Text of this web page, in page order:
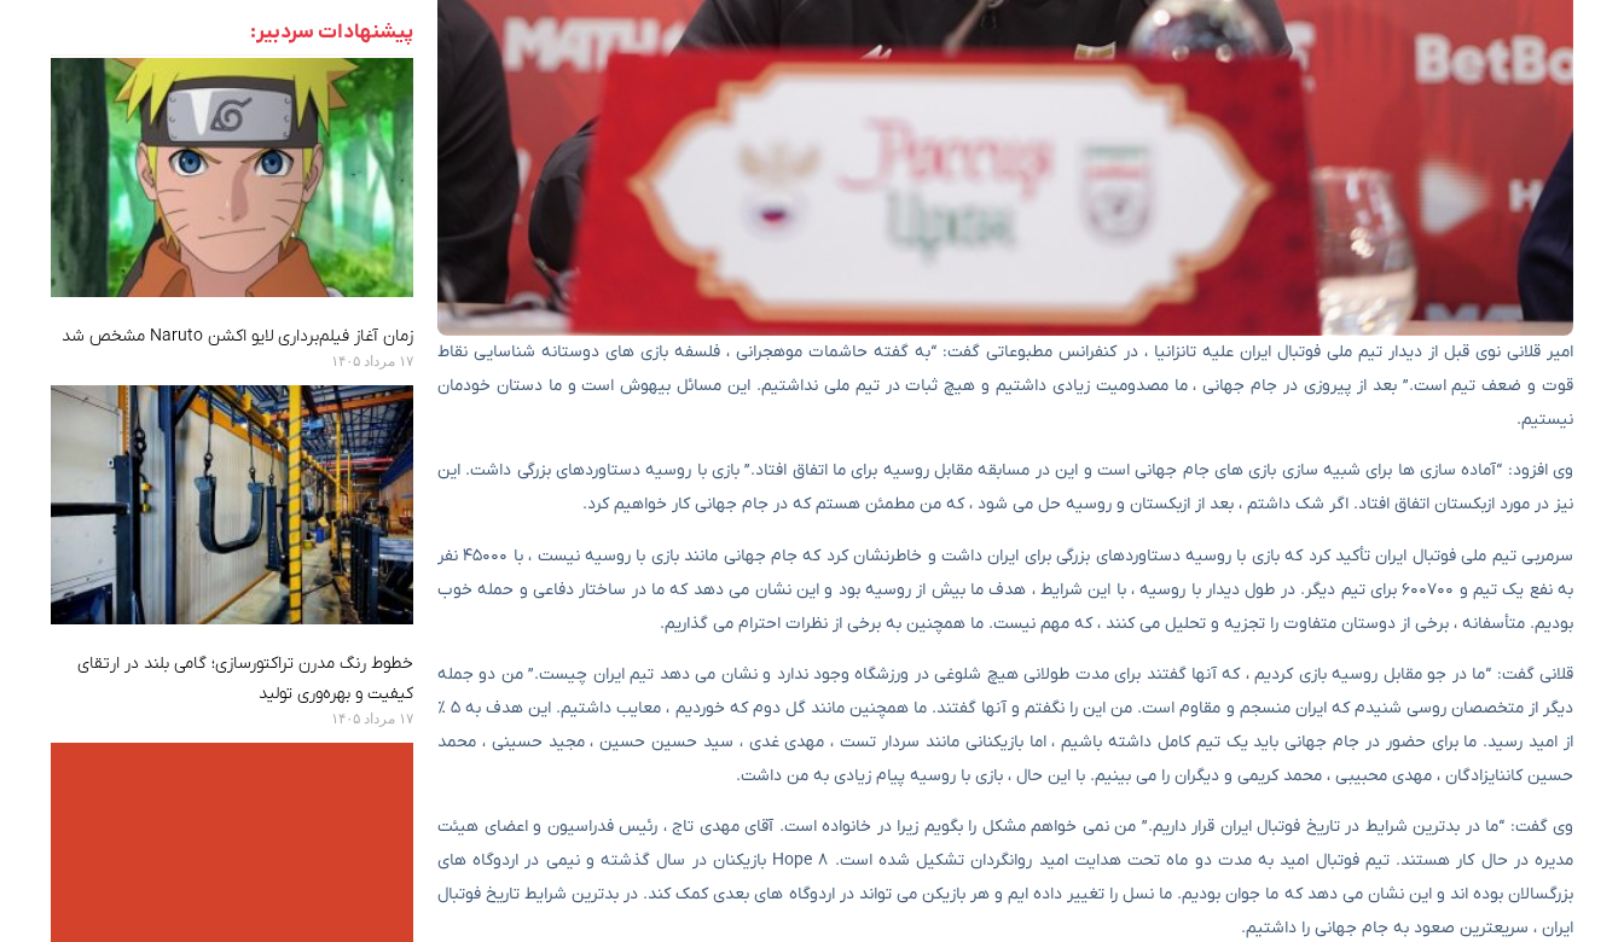
امیر قلانی نوی قبل از دیدار تیم ملی فوتبال ایران علیه تانزانیا ، در کنفرانس مطبوعاتی گفت: “به گفته حاشمات موهجرانی ، فلسفه بازی های دوستانه شناسایی نقاط
قوت و ضعف تیم است.” بعد از پیروزی در جام جهانی ، ما مصدومیت زیادی داشتیم و هیچ ثبات در تیم ملی نداشتیم. این مسائل بیهوش است و ما دستان خودمان
نیستیم.
وی افزود: “آماده سازی ها برای شبیه سازی بازی های جام جهانی است و این در مسابقه مقابل روسیه برای ما اتفاق افتاد.” بازی با روسیه دستاوردهای بزرگی داشت. این
نیز در مورد ازبکستان اتفاق افتاد. اگر شک داشتم ، بعد از ازبکستان و روسیه حل می شود ، که من مطمئن هستم که در جام جهانی کار خواهیم کرد.
سرمربی تیم ملی فوتبال ایران تأکید کرد که بازی با روسیه دستاوردهای بزرگی برای ایران داشت و خاطرنشان کرد که جام جهانی مانند بازی با روسیه نیست ، با ۴۵۰۰۰ نفر
به نفع یک تیم و ۶۰۰۷۰۰ برای تیم دیگر. در طول دیدار با روسیه ، با این شرایط ، هدف ما بیش از روسیه بود و این نشان می دهد که ما در ساختار دفاعی و حمله خوب
بودیم. متأسفانه ، برخی از دوستان متفاوت را تجزیه و تحلیل می کنند ، که مهم نیست. ما همچنین به برخی از نظرات احترام می گذاریم.
قلانی گفت: “ما در جو مقابل روسیه بازی کردیم ، که آنها گفتند برای مدت طولانی هیچ شلوغی در ورزشگاه وجود ندارد و نشان می دهد تیم ایران چیست.” من دو جمله
دیگر از متخصصان روسی شنیدم که ایران منسجم و مقاوم است. من این را نگفتم و آنها گفتند. ما همچنین مانند گل دوم که خوردیم ، معایب داشتیم. این هدف به ۵ ٪
از امید رسید. ما برای حضور در جام جهانی باید یک تیم کامل داشته باشیم ، اما بازیکنانی مانند سردار تست ، مهدی غدی ، سید حسین حسین ، مجید حسینی ، محمد
حسین کاننایزادگان ، مهدی محبیبی ، محمد کریمی و دیگران را می بینیم. با این حال ، بازی با روسیه پیام زیادی به من داشت.
وی گفت: “ما در بدترین شرایط در تاریخ فوتبال ایران قرار داریم.” من نمی خواهم مشکل را بگویم زیرا در خانواده است. آقای مهدی تاج ، رئیس فدراسیون و اعضای هیئت
مدیره در حال کار هستند. تیم فوتبال امید به مدت دو ماه تحت هدایت امید روانگردان تشکیل شده است. Hope 8 بازیکنان در سال گذشته و نیمی در اردوگاه های
بزرگسالان بوده اند و این نشان می دهد که ما جوان بودیم. ما نسل را تغییر داده ایم و هر بازیکن می تواند در اردوگاه های بعدی کمک کند. در بدترین شرایط تاریخ فوتبال
ایران ، سریعترین صعود به جام جهانی را داشتیم.
پیشنهادات سردبیر:
زمان آغاز فیلم‌برداری لایو اکشن Naruto مشخص شد
۱۷ مرداد ۱۴۰۵
خطوط رنگ مدرن تراکتورسازی؛ گامی بلند در ارتقای
کیفیت و بهره‌وری تولید
۱۷ مرداد ۱۴۰۵